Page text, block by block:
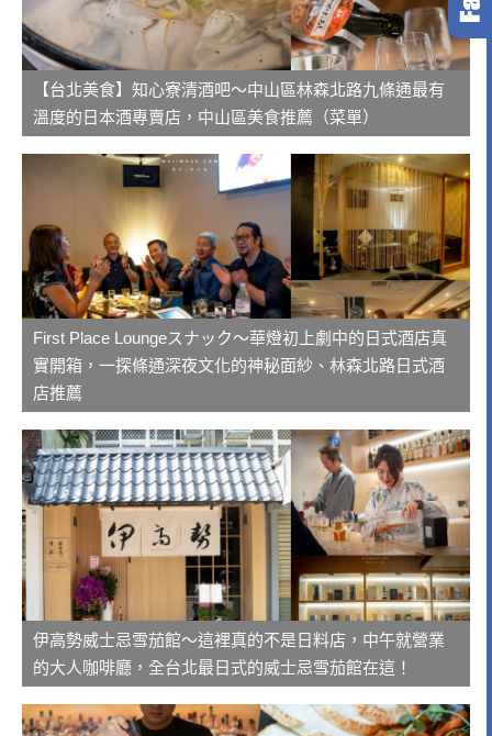
【台北美食】知心寮清酒吧～中山區林森北路九條通最有
溫度的日本酒專賣店，中山區美食推薦（菜單）
First Place Loungeスナック～華燈初上劇中的日式酒店真
實開箱，一探條通深夜文化的神秘面紗、林森北路日式酒
店推薦
伊高勢威士忌雪茄館～這裡真的不是日料店，中午就營業
的大人咖啡廳，全台北最日式的威士忌雪茄館在這！